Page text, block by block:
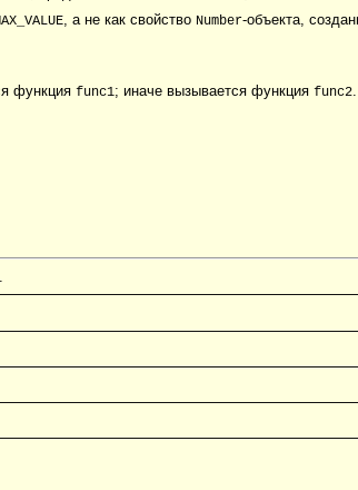
, а не как свойство Number-объекта,
функция func1; иначе вызывается функция func2.